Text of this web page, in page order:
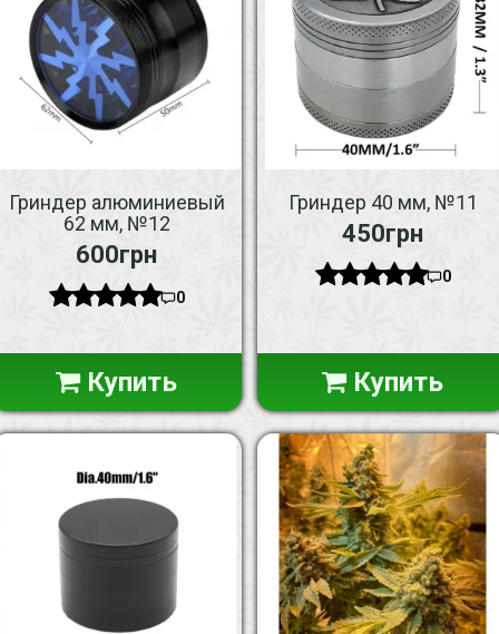
Гриндер алюминиевый
62 мм, №12
600грн
0
Купить
Гриндер 40 мм, №11
450грн
0
Купить